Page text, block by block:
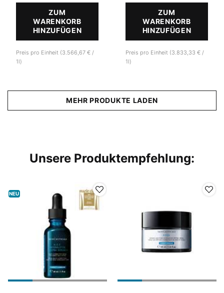
ZUM
WARENKORB
HINZUFÜGEN BLEMISH + AGE DEFENSE
Preis pro Einheit (3.566,67 € /
1l)
ZUM
WARENKORB
HINZUFÜGEN
Preis pro Einheit (3.833,33 € /
1l)
MEHR PRODUKTE LADEN
Unsere Produktempfehlung:
NEU